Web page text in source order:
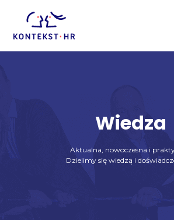
content
Wiedza
Aktualna, nowoczesna i
Dzielimy się wiedzą i